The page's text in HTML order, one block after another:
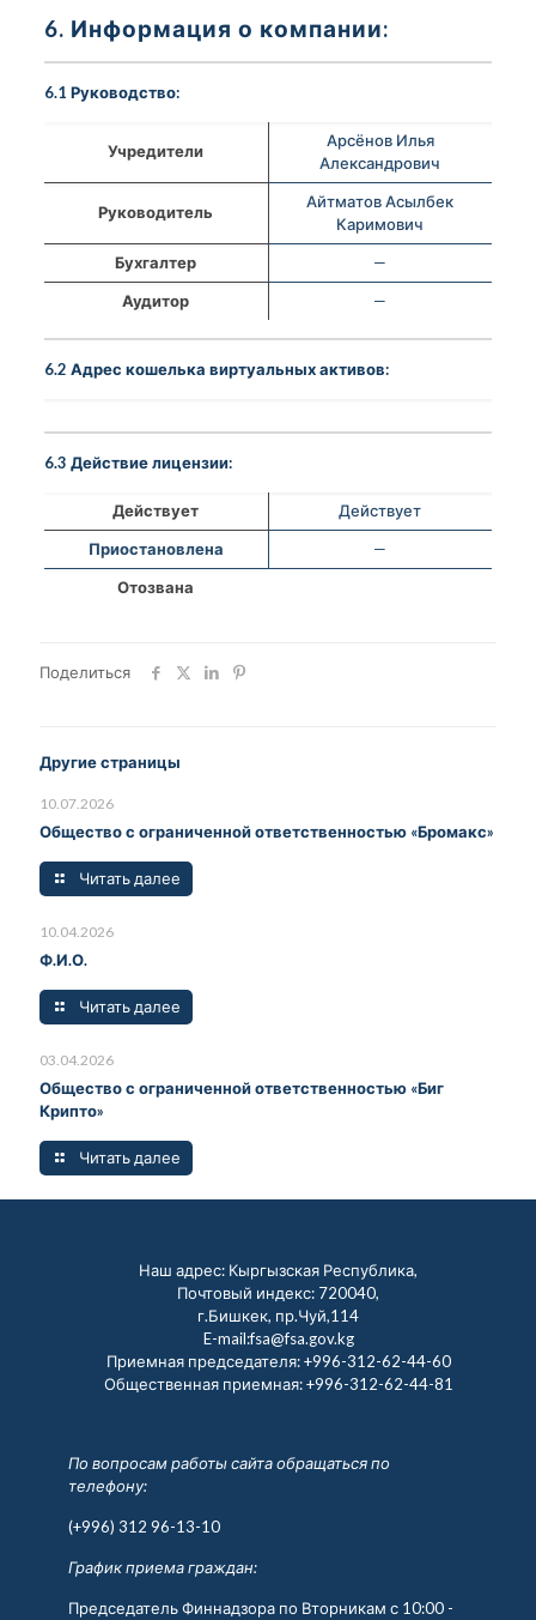
6. Информация о компании:
6.1 Руководство:
Учредители
Арсёнов Илья
Александрович
Руководитель
Айтматов Асылбек
Каримович
Бухгалтер
—
Аудитор
—
6.2 Адрес кошелька виртуальных активов:
6.3 Действие лицензии:
Действует
Действует
Приостановлена
—
Отозвана
Поделиться
Другие страницы
10.07.2026
Общество с ограниченной ответственностью «Бромакс»
Читать далее
10.04.2026
Ф.И.О.
Читать далее
03.04.2026
Общество с ограниченной ответственностью «Биг
Крипто»
Читать далее
Наш адрес: Кыргызская Республика,
Почтовый индекс: 720040,
г.Бишкек, пр.Чуй,114
E-mail:fsa@fsa.gov.kg
Приемная председателя:+996-312-62-44-60
Общественная приемная:+996-312-62-44-81
По вопросам работы сайта обращаться по
телефону:
(+996) 312 96-13-10
График приема граждан:
Председатель Финнадзора по Вторникам с 10:00 -